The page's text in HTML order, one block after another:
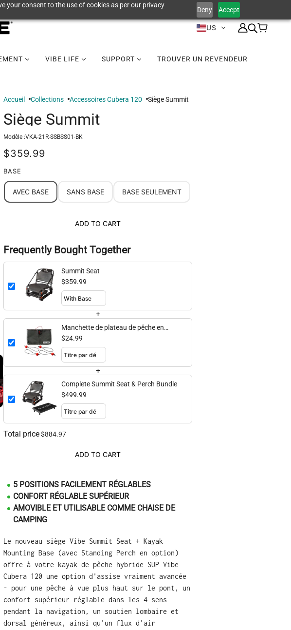
your consent to the use of cookies as per our privacy
Deny Accept
US
VIBE LIFE SUPPORT TROUVER UN REVENDEUR
Accueil Collections Accessoires Cubera 120 Siège Summit
Siège Summit
Modèle :VKA-21R-SSBSS01-BK
$359.99
BASE
AVEC BASE SANS BASE BASE SEULEMENT
ADD TO CART
Frequently Bought Together
Summit Seat
$359.99
+
Manchette de plateau de pêche en
maille
$24.99
+
Complete Summit Seat & Perch Bundle
$499.99
Total price$884.97
ADD TO CART
5 POSITIONS FACILEMENT RÉGLABLES
CONFORT RÉGLABLE SUPÉRIEUR
AMOVIBLE ET UTILISABLE COMME CHAISE DE
CAMPING
Le nouveau siège Vibe Summit Seat + Kayak
Mounting Base (avec Standing Perch en option)
offre à votre kayak de pêche hybride SUP Vibe
Cubera 120 une option d'assise vraiment avancée
- pour une pêche à vue plus haut sur le pont, un
confort supérieur réglable dans les 4 sens
pendant la navigation, un soutien lombaire et
dorsal généreux, ainsi qu'un flux d'air